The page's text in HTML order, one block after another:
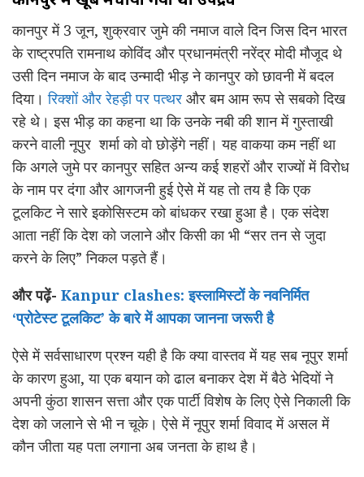
कानपुर में 3 जून, शुक्रवार जुमे की नमाज वाले दिन जिस दिन भारत
के राष्ट्रपति रामनाथ कोविंद और प्रधानमंत्री नरेंद्र मोदी मौजूद थे
उसी दिन नमाज के बाद उन्मादी भीड़ ने कानपुर को छावनी में बदल
दिया।रिक्शों और रेहड़ी पर पत्थर और बम आम रूप से सबको दिख
रहे थे। इस भीड़ का कहना था कि उनके नबी की शान में गुस्ताखी
करने वाली नूपुर शर्मा को वो छोड़ेंगे नहीं। यह वाकया कम नहीं था
कि अगले जुमे पर कानपुर सहित अन्य कई शहरों और राज्यों में विरोध
के नाम पर दंगा और आगजनी हुई ऐसे में यह तो तय है कि एक
टूलकिट ने सारे इकोसिस्टम को बांधकर रखा हुआ है। एक संदेश
आता नहीं कि देश को जलाने और किसी का भी “सर तन से जुदा
करने के लिए” निकल पड़ते हैं।
और पढ़ें- Kanpur clashes: इस्लामिस्टों के नवनिर्मित
‘प्रोटेस्ट टूलकिट’ के बारे में आपका जानना जरूरी है
ऐसे में सर्वसाधारण प्रश्न यही है कि क्या वास्तव में यह सब नूपुर शर्मा
के कारण हुआ, या एक बयान को ढाल बनाकर देश में बैठे भेदियों ने
अपनी कुंठा शासन सत्ता और एक पार्टी विशेष के लिए ऐसे निकाली कि
देश को जलाने से भी न चूके। ऐसे में नूपुर शर्मा विवाद में असल में
कौन जीता यह पता लगाना अब जनता के हाथ है।